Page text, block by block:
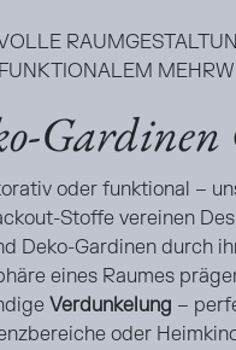
Gardinen
oder funktional –
Stoffe vereinen
Deko-Gardinen durch
eines Raumes
Verdunkelung –
oder